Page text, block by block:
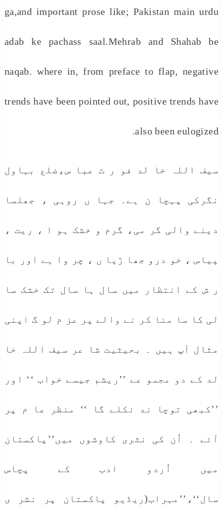
ga,and important prose like; Pakistan main urdu
adab ke pachass saal.Mehrab and Shahab be
naqab. where in, from preface to flap, negative
trends have been pointed out, positive trends have
also been eulogized.
سیف اللہ خا لد فو ر ٹ عبا س،ضلع بہاول
نگرکی پہچا ن ہے۔ جہا ں روہی ، جھلسا
دینے والی گر می، گرم و خشک ہو ا ، ریت ،
پیاس ، خو درو جھا ڑیا ں ، چر وا ہے اور با
ر ش کے انتظار میں سال ہا سال تک خشک سا
لی کا سا منا کر نے والے پر عز م لو گ اپنی
مثال آپ ہیں ۔ بحیثیت شا عر سیف اللہ خا
لد کے دو مجمو عے ’’ریشم جیسے خواب ‘‘ اور
’’کبھی توچا ند نکلے گا ‘‘ منظر عا م پر
آئے ۔ اُن کی نثری کاوشوں میں’’پاکستان
میں اُردو ادب کے پچاس
سال‘‘،’’مہراب(ریڈیو پاکستان پر نشر ی